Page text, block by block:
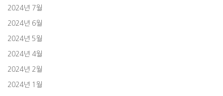
2024년 7월
2024년 6월
2024년 5월
2024년 4월
2024년 2월
2024년 1월